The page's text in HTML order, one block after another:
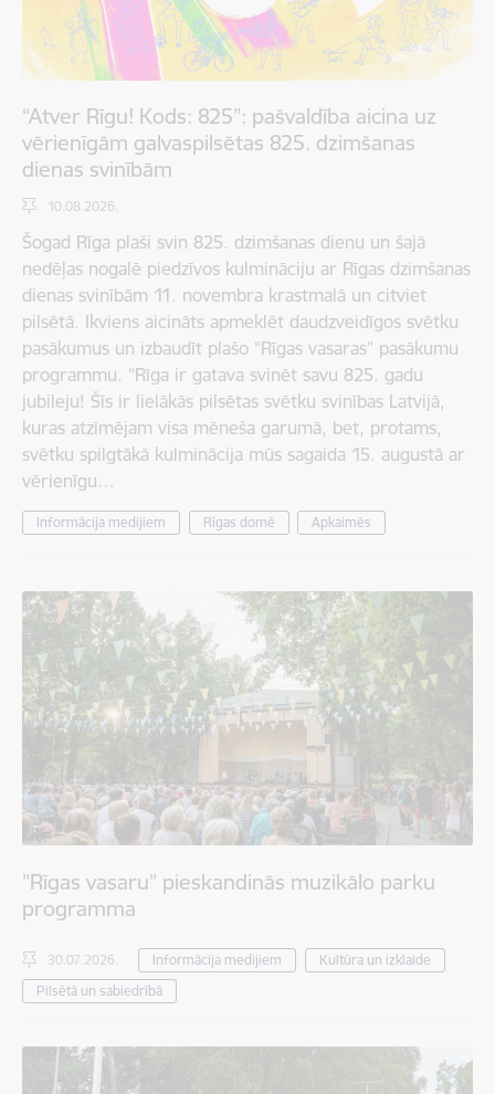
“Atver Rīgu! Kods: 825”: pašvaldība aicina uz
vērienīgām galvaspilsētas 825. dzimšanas
dienas svinībām
10.08.2026.
Šogad Rīga plaši svin 825. dzimšanas dienu un šajā
nedēļas nogalē piedzīvos kulmināciju ar Rīgas dzimšanas
dienas svinībām 11. novembra krastmalā un citviet
pilsētā. Ikviens aicināts apmeklēt daudzveidīgos svētku
pasākumus un izbaudīt plašo “Rīgas vasaras” pasākumu
programmu. “Rīga ir gatava svinēt savu 825. gadu
jubileju! Šīs ir lielākās pilsētas svētku svinības Latvijā,
kuras atzīmējam visa mēneša garumā, bet, protams,
svētku spilgtākā kulminācija mūs sagaida 15. augustā ar
vērienīgu…
Informācija medijiem Rīgas domē Apkaimēs
”Rīgas vasaru” pieskandinās muzikālo parku
programma
30.07.2026. Informācija medijiem
Kultūra un izklaide
Pilsētā un sabiedrībā